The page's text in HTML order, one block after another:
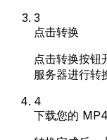
3
点击转换
点击转换按钮
服务器进行转
4
下载您的